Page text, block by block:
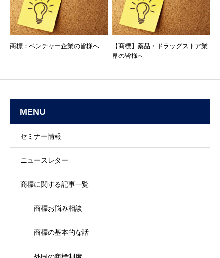
商標：ベンチャー企業の皆様へ
【商標】薬品・ドラッグストア業
界の皆様へ
MENU
セミナー情報
ニュースレター
商標に関する記事一覧
商標お悩み相談
商標の基本的な話
外国の商標制度